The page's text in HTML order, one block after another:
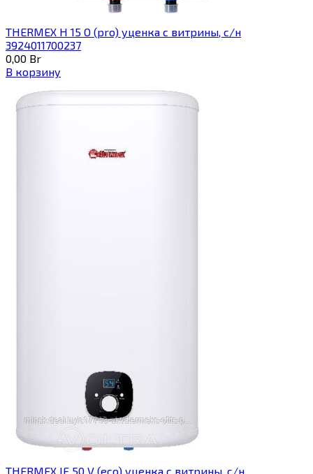
THERMEX H 15 O (pro) уценка с витрины, с/н
3924011700237
0,00 Br
В корзину
THERMEX IF 50 V (eco) уценка c витрины, с/н